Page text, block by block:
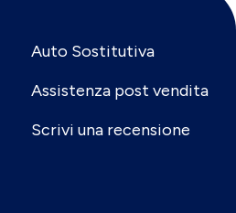
Auto Sostitutiva
Assistenza post vendita
Scrivi una recensione